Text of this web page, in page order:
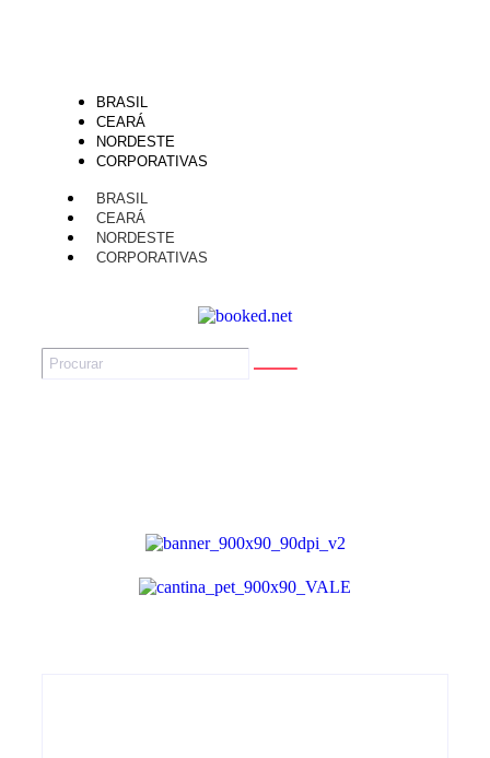
BRASIL
CEARÁ
NORDESTE
CORPORATIVAS
BRASIL
CEARÁ
NORDESTE
CORPORATIVAS